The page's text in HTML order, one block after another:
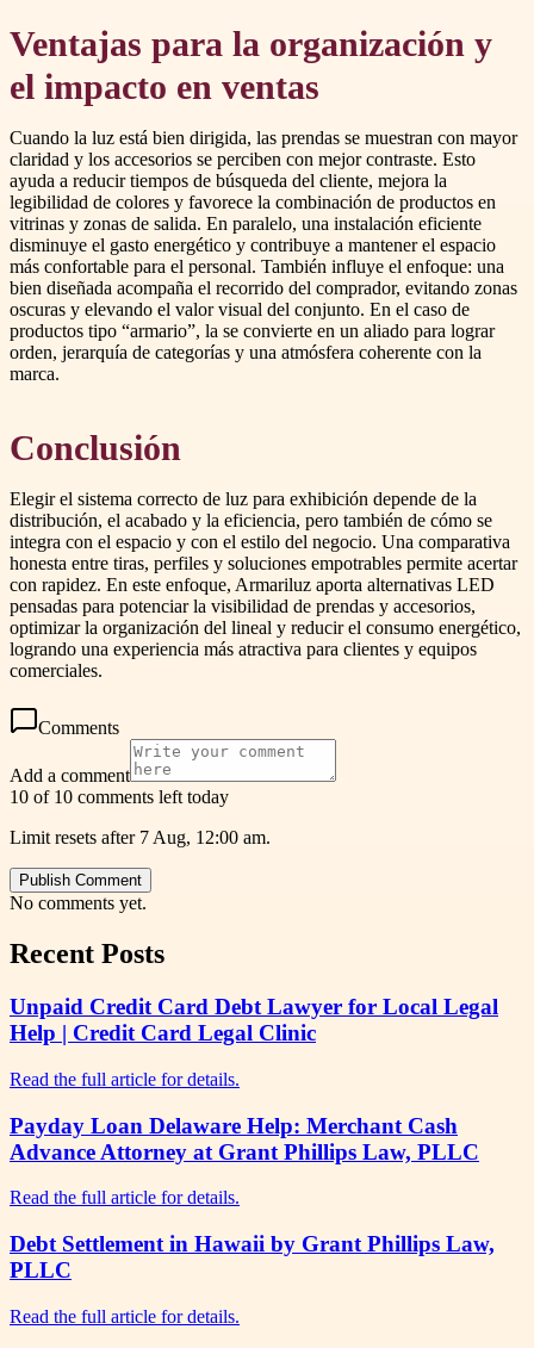
Ventajas para la organización y
el impacto en ventas
Cuando la luz está bien dirigida, las prendas se muestran con mayor
claridad y los accesorios se perciben con mejor contraste. Esto
ayuda a reducir tiempos de búsqueda del cliente, mejora la
legibilidad de colores y favorece la combinación de productos en
vitrinas y zonas de salida. En paralelo, una instalación eficiente
disminuye el gasto energético y contribuye a mantener el espacio
más confortable para el personal. También influye el enfoque: una
bien diseñada acompaña el recorrido del comprador, evitando zonas
oscuras y elevando el valor visual del conjunto. En el caso de
productos tipo “armario”, la se convierte en un aliado para lograr
orden, jerarquía de categorías y una atmósfera coherente con la
marca.
Conclusión
Elegir el sistema correcto de luz para exhibición depende de la
distribución, el acabado y la eficiencia, pero también de cómo se
integra con el espacio y con el estilo del negocio. Una comparativa
honesta entre tiras, perfiles y soluciones empotrables permite acertar
con rapidez. En este enfoque, Armariluz aporta alternativas LED
pensadas para potenciar la visibilidad de prendas y accesorios,
optimizar la organización del lineal y reducir el consumo energético,
logrando una experiencia más atractiva para clientes y equipos
comerciales.
Comments
Add a comment
10 of 10 comments left today
Limit resets after 7 Aug, 12:00 am.
Publish Comment
No comments yet.
Recent Posts
Unpaid Credit Card Debt Lawyer for Local Legal
Help | Credit Card Legal Clinic
Read the full article for details.
Payday Loan Delaware Help: Merchant Cash
Advance Attorney at Grant Phillips Law, PLLC
Read the full article for details.
Debt Settlement in Hawaii by Grant Phillips Law,
PLLC
Read the full article for details.